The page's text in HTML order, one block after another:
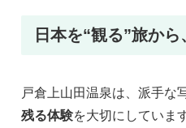
日本を“観る”旅か
戸倉上山田温泉は、派手な
残る体験を大切にしていま